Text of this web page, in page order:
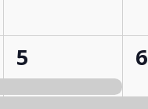
3
évènements,
5
1
6